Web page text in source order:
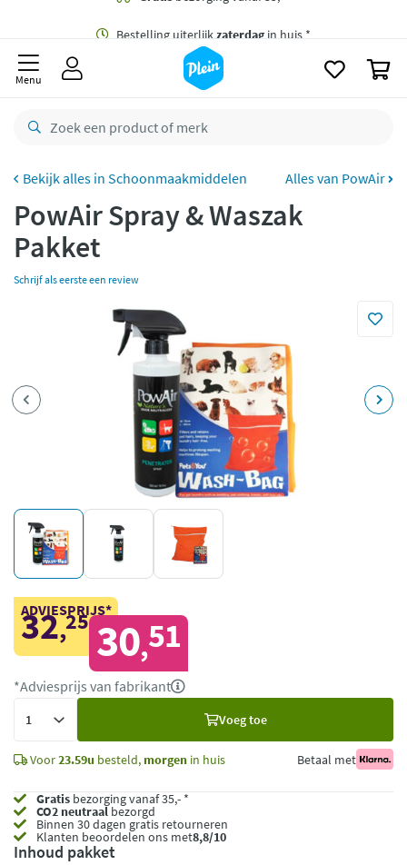
Bestelling uiterlijkzaterdag
retourneren
CO2 neutraal bezorgd
Betaal met Klarna
Menu
Schoonmaakmiddelen Alles van PowAir
PowAir Spray & Waszak
Pakket
Schrijf als eerste een review
ADVIESPRIJS*
32,25 30,51
*Adviesprijs van fabrikant
Voeg toe
Voor23.59u besteld, morgen in huis Betaal met
Gratis bezorging vanaf 35,- *
CO2 neutraalbezorgd
Binnen 30 dagen gratis retourneren
Klanten beoordelen ons met8,8/10
Inhoud pakket